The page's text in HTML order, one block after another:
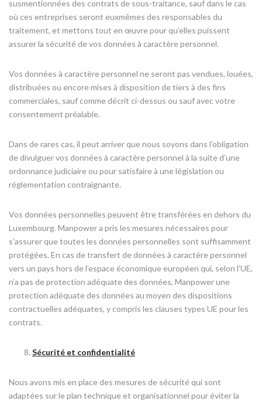
susmentionnées des contrats de sous-traitance, sauf dans le cas
où ces entreprises seront euxmêmes des responsables du
traitement, et mettons tout en œuvre pour qu’elles puissent
assurer la sécurité de vos données à caractère personnel.
Vos données à caractère personnel ne seront pas vendues, louées,
distribuées ou encore mises à disposition de tiers à des fins
commerciales, sauf comme décrit ci-dessus ou sauf avec votre
consentement préalable.
Dans de rares cas, il peut arriver que nous soyons dans l’obligation
de divulguer vos données à caractère personnel à la suite d’une
ordonnance judiciaire ou pour satisfaire à une législation ou
réglementation contraignante.
Vos données personnelles peuvent être transférées en dehors du
Luxembourg. Manpower a pris les mesures nécessaires pour
s’assurer que toutes les données personnelles sont suffisamment
protégées. En cas de transfert de données à caractère personnel
vers un pays hors de l’espace économique européen qui, selon l’UE,
n’a pas de protection adéquate des données, Manpower une
protection adéquate des données au moyen des dispositions
contractuelles adéquates, y compris les clauses types UE pour les
contrats.
Sécurité et confidentialité
Nous avons mis en place des mesures de sécurité qui sont
adaptées sur le plan technique et organisationnel pour éviter la